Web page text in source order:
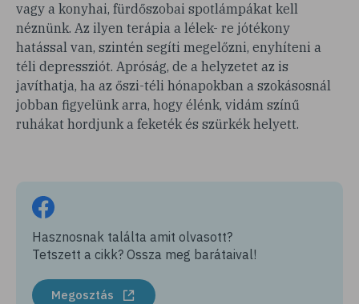
vagy a konyhai, fürdőszobai spotlámpákat kell
néznünk. Az ilyen terápia a lélek- re jótékony
hatással van, szintén segíti megelőzni, enyhíteni a
téli depressziót. Apróság, de a helyzetet az is
javíthatja, ha az őszi-téli hónapokban a szokásosnál
jobban figyelünk arra, hogy élénk, vidám színű
ruhákat hordjunk a feketék és szürkék helyett.
Hasznosnak találta amit olvasott?
Tetszett a cikk? Ossza meg barátaival!
Megosztás